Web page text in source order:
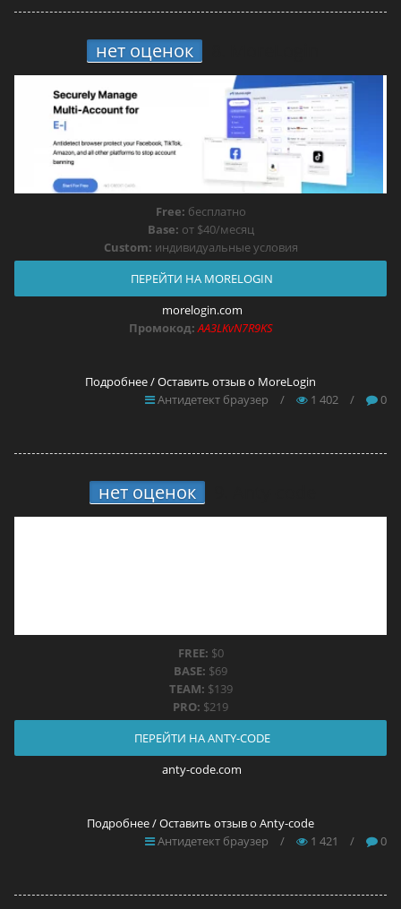
нет оценок
Free: бесплатно
Base: от $40/месяц
Custom: индивидуальные условия
ПЕРЕЙТИ НА MORELOGIN
morelogin.com
Промокод:AA3LKvN7R9KS
Подробнее / Оставить отзыв о MoreLogin
Антидетект браузер
/ 1 402 / 0
нет оценок
FREE: $0
BASE: $69
TEAM: $139
PRO: $219
ПЕРЕЙТИ НА ANTY-CODE
anty-code.com
Подробнее / Оставить отзыв о Anty-code
Антидетект браузер
/ 1 421 / 0